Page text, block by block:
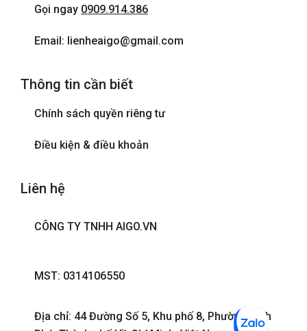
Gọi ngay 0909.914.386
Email: lienheaigo@gmail.com
Thông tin cần biết
Chính sách quyền riêng tư
Điều kiện & điều khoản
Liên hệ
CÔNG TY TNHH AIGO.VN
MST: 0314106550
Địa chỉ: 44 Đường Số 5, Khu phố 8, Phường Bình